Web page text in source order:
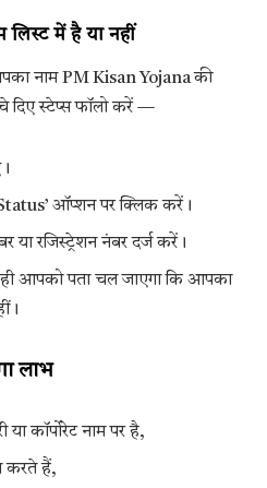
में है या नहीं
नाम PM Kisan Yojana की
दिए स्टेप्स फॉलो करें —
ऑप्शन पर क्लिक करें।
रजिस्ट्रेशन नंबर दर्ज करें।
आपको पता चल जाएगा कि आपका
लाभ
कॉर्पोरेट नाम पर है,
करते हैं,